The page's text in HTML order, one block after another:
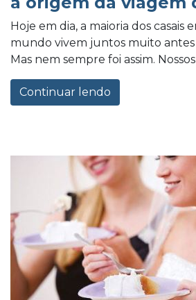
Hoje em dia, a maioria dos casais
mundo vivem juntos muito antes
Mas nem sempre foi assim.
Continuar lendo